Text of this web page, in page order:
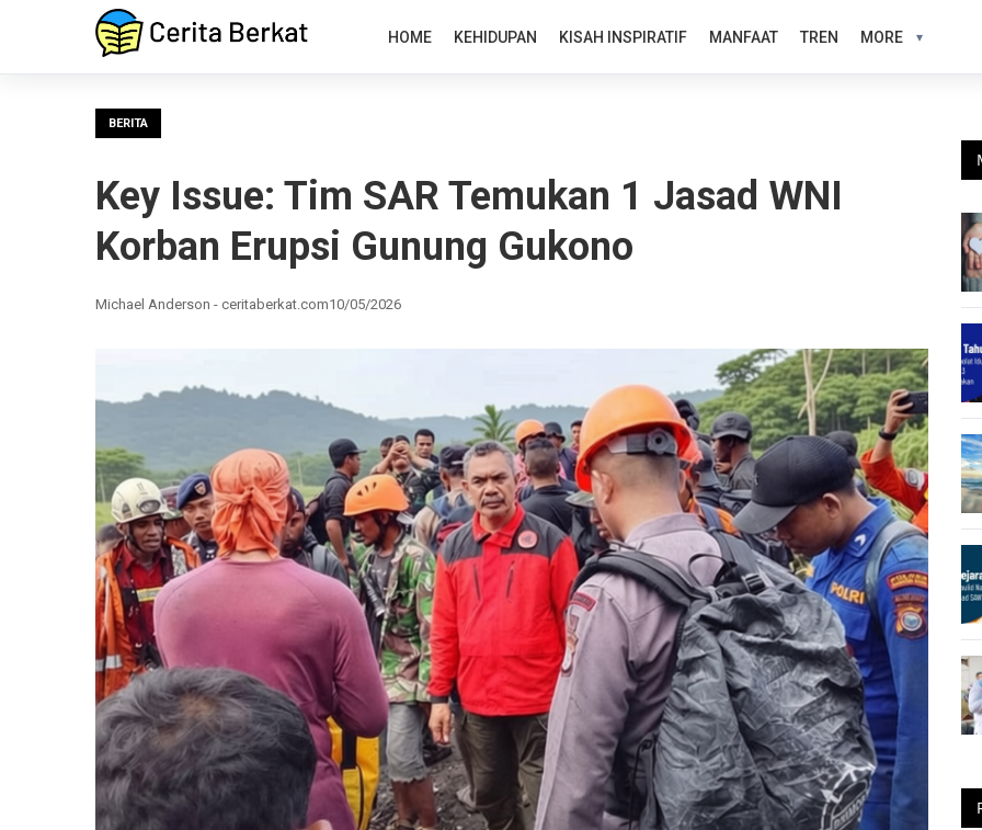
HOME KEHIDUPAN KISAH INSPIRATIF MANFAAT TREN MORE
BERITA
Key Issue: Tim SAR Temukan 1 Jasad WNI
Korban Erupsi Gunung Gukono
Michael Anderson - ceritaberkat.com10/05/2026